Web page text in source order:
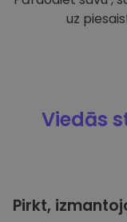
uz
Viedās
Pirkt,